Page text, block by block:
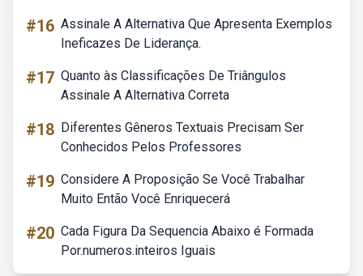
#16 Assinale A Alternativa Que Apresenta Exemplos
Ineficazes De Liderança.
#17 Quanto às Classificações De Triângulos
Assinale A Alternativa Correta
#18 Diferentes Gêneros Textuais Precisam Ser
Conhecidos Pelos Professores
#19 Considere A Proposição Se Você Trabalhar
Muito Então Você Enriquecerá
#20 Cada Figura Da Sequencia Abaixo é Formada
Por.numeros.inteiros Iguais